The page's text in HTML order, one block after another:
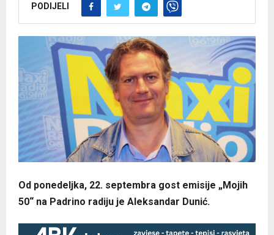
PODIJELI
Od ponedeljka, 22. septembra gost emisije „Mojih
50“ na Padrino radiju je Aleksandar Dunić.